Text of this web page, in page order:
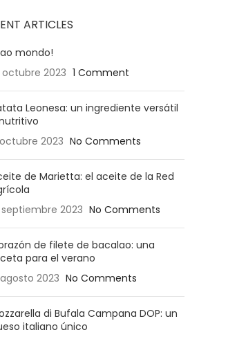
ARTICLES
mondo!
octubre 2023 1 Comment
Leonesa: un ingrediente versátil
2023 No Comments
de Marietta: el aceite de la Red
septiembre 2023 No Comments
de filete de bacalao: una
para el verano
2023 No Comments
di Bufala Campana DOP: un
italiano único